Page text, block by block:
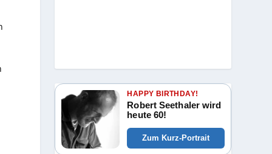
HAPPY BIRTHDAY!
Robert Seethaler wird
heute 60!
Zum Kurz-Portrait